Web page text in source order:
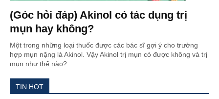
(Góc hỏi đáp) Akinol có tác dụng trị
mụn hay không?
Một trong những loại thuốc được các bác sĩ gợi ý cho trường
hợp mụn nặng là Akinol. Vậy Akinol trị mụn có được không và trị
mụn như thế nào?
TIN HOT